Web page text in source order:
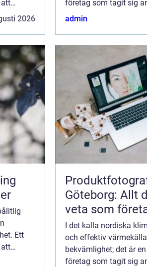
2026
företag som tagit sig
leverera just detta är
admin
Ett
Göteborg: Allt
veta som
I det kalla nordiska
och effektiv
bekvämlighet; det är
företag som tagit sig